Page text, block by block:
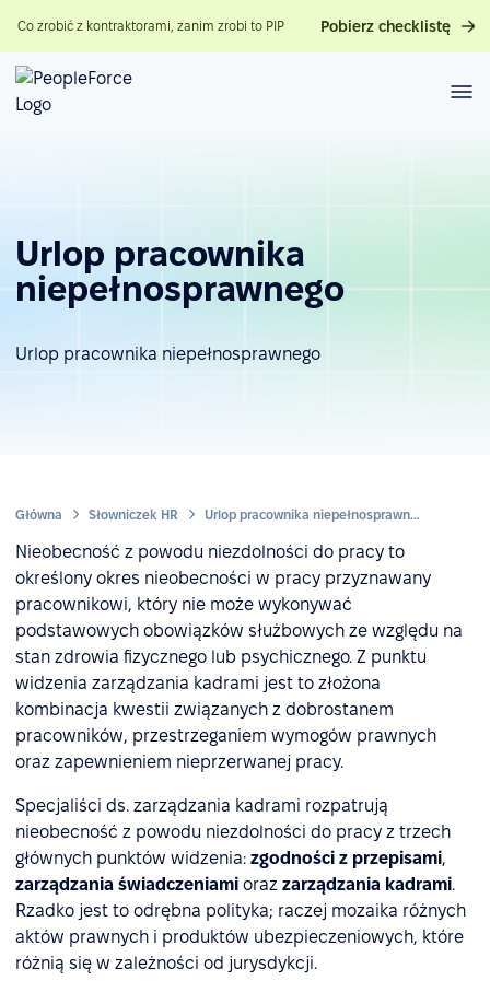
Co zrobić z kontraktorami, zanim zrobi to PIP Pobierz checklistę
Urlop pracownika
niepełnosprawnego
Urlop pracownika niepełnosprawnego
Główna Słowniczek HR Urlop pracownika niepełnosprawnego
Nieobecność z powodu niezdolności do pracy to
określony okres nieobecności w pracy przyznawany
pracownikowi, który nie może wykonywać
podstawowych obowiązków służbowych ze względu na
stan zdrowia fizycznego lub psychicznego. Z punktu
widzenia zarządzania kadrami jest to złożona
kombinacja kwestii związanych z dobrostanem
pracowników, przestrzeganiem wymogów prawnych
oraz zapewnieniem nieprzerwanej pracy.
Specjaliści ds. zarządzania kadrami rozpatrują
nieobecność z powodu niezdolności do pracy z trzech
głównych punktów widzenia: zgodności z przepisami,
zarządzania świadczeniami oraz zarządzania kadrami.
Rzadko jest to odrębna polityka; raczej mozaika różnych
aktów prawnych i produktów ubezpieczeniowych, które
różnią się w zależności od jurysdykcji.